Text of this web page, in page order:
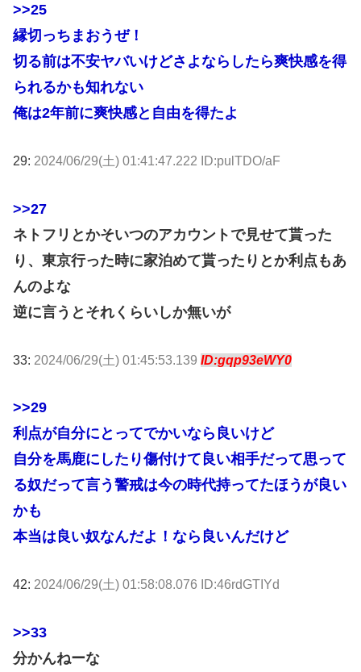
>>25
縁切っちまおうぜ！
切る前は不安ヤバいけどさよならしたら爽快感を得
られるかも知れない
俺は2年前に爽快感と自由を得たよ
29: 2024/06/29(土) 01:41:47.222 ID:pulTDO/aF
>>27
ネトフリとかそいつのアカウントで見せて貰った
り、東京行った時に家泊めて貰ったりとか利点もあ
んのよな
逆に言うとそれくらいしか無いが
33: 2024/06/29(土) 01:45:53.139 ID:gqp93eWY0
>>29
利点が自分にとってでかいなら良いけど
自分を馬鹿にしたり傷付けて良い相手だって思って
る奴だって言う警戒は今の時代持ってたほうが良い
かも
本当は良い奴なんだよ！なら良いんだけど
42: 2024/06/29(土) 01:58:08.076 ID:46rdGTIYd
>>33
分かんねーな